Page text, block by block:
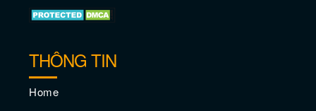
THÔNG TIN
Home